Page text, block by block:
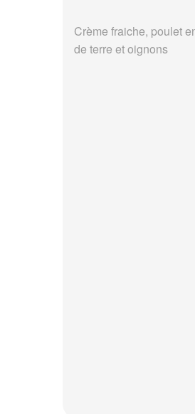
Crème fraiche, poulet
de terre et oignons